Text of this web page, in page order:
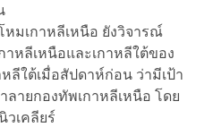
มเกาหลีเหนือ ยังวิจารณ์
หลีเหนือและเกาหลีใต้ของ
ลีใต้เมื่อสัปดาห์ก่อน ว่ามีเป้า
ายกองทัพเกาหลีเหนือ โดย
วเคลียร์